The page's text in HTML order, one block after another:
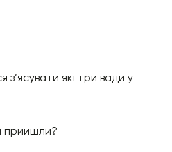
які три вади у
прийшли?